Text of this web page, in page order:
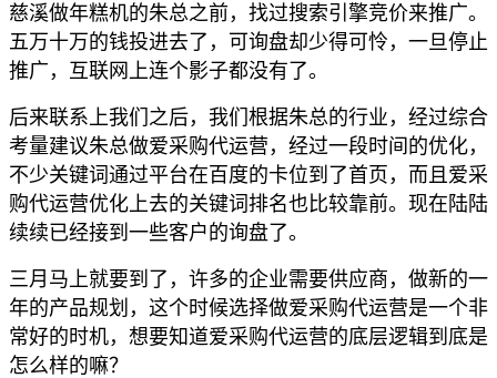
慈溪做年糕机的朱总之前，找过搜索引擎竞价来推广。
五万十万的钱投进去了，可询盘却少得可怜，一旦停止
推广，互联网上连个影子都没有了。
后来联系上我们之后，我们根据朱总的行业，经过综合
考量建议朱总做爱采购代运营，经过一段时间的优化，
不少关键词通过平台在百度的卡位到了首页，而且爱采
购代运营优化上去的关键词排名也比较靠前。现在陆陆
续续已经接到一些客户的询盘了。
三月马上就要到了，许多的企业需要供应商，做新的一
年的产品规划，这个时候选择做爱采购代运营是一个非
常好的时机，想要知道爱采购代运营的底层逻辑到底是
怎么样的嘛？